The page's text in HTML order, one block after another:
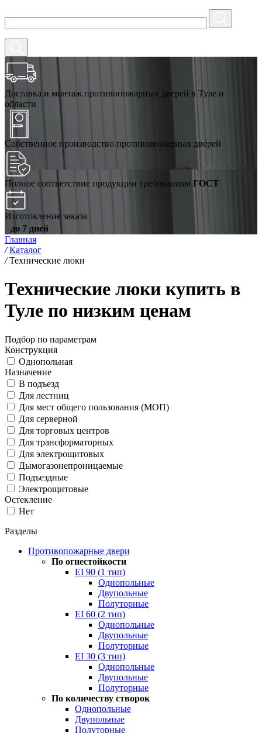
Доставка и монтаж противопожарных дверей в Туле и
области
Собственное производство противопожарных дверей
Полное соответствие продукции требованиям ГОСТ
Изготовление заказа
до 7 дней
Главная
/ Каталог
/ Технические люки
Технические люки купить в
Туле по низким ценам
Подбор по параметрам
Конструкция
Однопольная
Назначение
В подъезд
Для лестниц
Для мест общего пользования (МОП)
Для серверной
Для торговых центров
Для трансформаторных
Для электрощитовых
Дымогазонепроницаемые
Подъездные
Электрощитовые
Остекление
Нет
Разделы
Противопожарные двери
По огнестойкости
EI 90 (1 тип)
Однопольные
Двупольные
Полуторные
EI 60 (2 тип)
Однопольные
Двупольные
Полуторные
EI 30 (3 тип)
Однопольные
Двупольные
Полуторные
По количеству створок
Однопольные
Двупольные
Полуторные